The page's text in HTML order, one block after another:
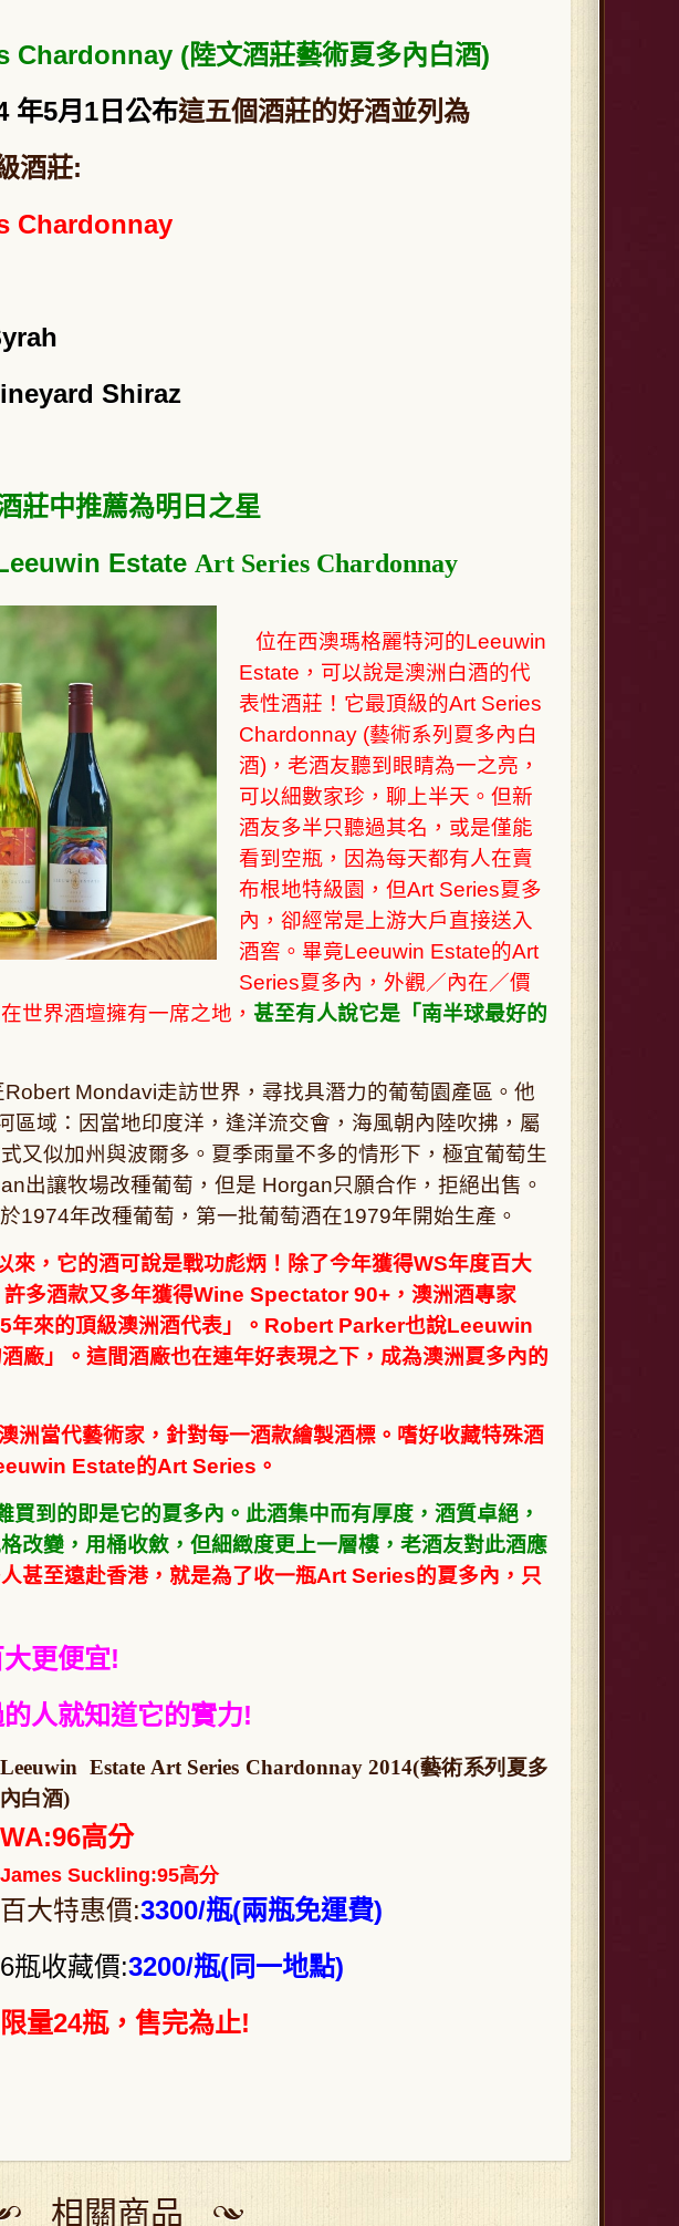
(陸文酒莊藝術夏多內白酒)
年5月1日公布這五個酒莊的好酒並列為
酒莊:
Chardonnay
Shiraz
莊中推薦為明日之星
Estate Art Series Chardonnay
位在西澳瑪格麗特河的Leeuwin
Estate，可以說是澳洲白酒的代
表性酒莊！它最頂級的Art Series
Chardonnay (藝術系列夏多內白
酒)，老酒友聽到眼睛為一之亮，
可以細數家珍，聊上半天。但新
酒友多半只聽過其名，或是僅能
看到空瓶，因為每天都有人在賣
布根地特級園，但Art Series夏多
內，卻經常是上游大戶直接送入
酒窖。畢竟Leeuwin Estate的Art
Series夏多內，外觀／內在／價
世界酒壇擁有一席之地， 甚至有人說它是「南半球最好的
Mondavi走訪世界，尋找具潛力的葡萄園產區。他
區域：因當地印度洋，逢洋流交會，海風朝內陸吹拂，屬
又似加州與波爾多。夏季雨量不多的情形下，極宜葡萄生
出讓牧場改種葡萄，但是 Horgan只願合作，拒絕出售。
1974年改種葡萄，第一批葡萄酒在1979年開始生產。
來， 它的酒可說是戰功彪炳！除了今年獲得WS年度百大
許多酒款又多年獲得Wine Spectator 90+，澳洲酒專家
來的頂級澳洲酒代表」。Robert Parker也說Leeuwin
廠」。這間酒廠也在連年好表現之下，成為澳洲夏多內的
洲當代藝術家，針對每一酒款繪製酒標。嗜好收藏特殊酒
Estate的Art Series。
到的即是它的夏多內。此酒集中而有厚度，酒質卓絕，
改變，用桶收斂，但細緻度更上一層樓，老酒友對此酒應
甚至遠赴香港，就是為了收一瓶Art Series的夏多內，只
更便宜!
人就知道它的實力!
Leeuwin Estate Art Series Chardonnay 2014(藝術系列夏多
內白酒)
WA:96高分
James Suckling:95高分
百大特惠價:3300/瓶(兩瓶免運費)
6瓶收藏價:3200/瓶(同一地點)
限量24瓶，售完為止!
相關商品